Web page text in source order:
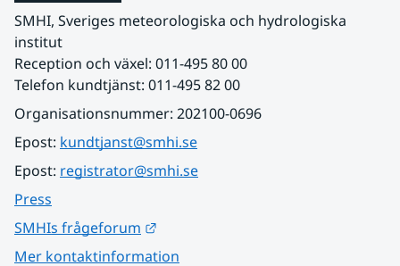
SMHI, Sveriges meteorologiska och hydrologiska
institut
Reception och växel: 011-495 80 00
Telefon kundtjänst: 011-495 82 00
Organisationsnummer: 202100-0696
Epost: kundtjanst@smhi.se
Epost: registrator@smhi.se
Press
SMHIs frågeforum
Mer kontaktinformation